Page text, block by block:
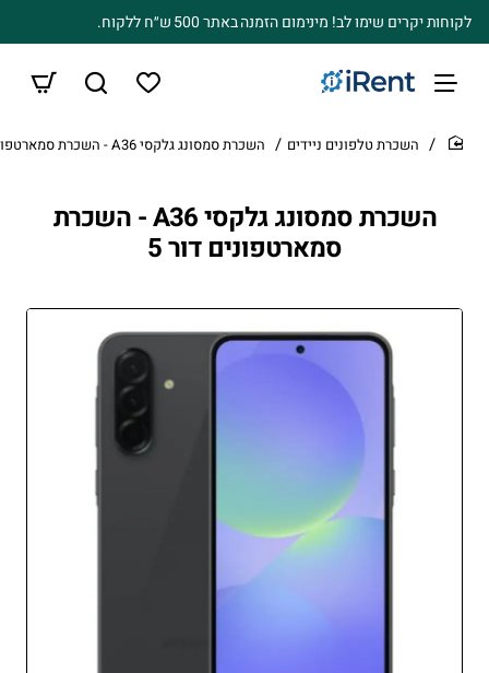
לקוחות יקרים שימו לב! מינימום הזמנה באתר 500 ש״ח ללקוח.
השכרת סמסונג גלקסי A36 - השכרת
סמארטפונים דור 5
home
השכרת טלפונים ניידים השכרת סמסונג גלקסי A36 - השכרת סמארטפונים דור 5